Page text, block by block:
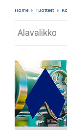
Home Tuotteet
Alavalikko